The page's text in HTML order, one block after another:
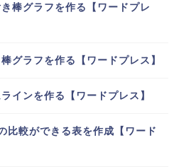
棒グラフを作る【ワードプレ
グラフを作る【ワードプレス】
インを作る【ワードプレス】
比較ができる表を作成【ワード